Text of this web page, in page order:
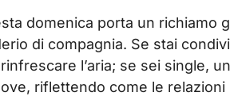
domenica porta un richiamo
di compagnia. Se stai
l’aria; se sei single,
riflettendo come le